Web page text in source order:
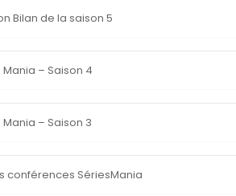
Bilan de la saison 5
Mania – Saison 4
Mania – Saison 3
conférences SériesMania